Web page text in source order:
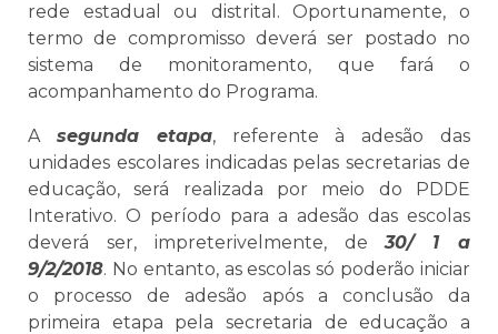
rede estadual ou distrital. Oportunamente, o
termo de compromisso deverá ser postado no
sistema de monitoramento, que fará o
acompanhamento do Programa.
A segunda etapa, referente à adesão das
unidades escolares indicadas pelas secretarias de
educação, será realizada por meio do PDDE
Interativo. O período para a adesão das escolas
deverá ser, impreterivelmente, de30/ 1 a
9/2/2018. No entanto, as escolas só poderão iniciar
o processo de adesão após a conclusão da
primeira etapa pela secretaria de educação a